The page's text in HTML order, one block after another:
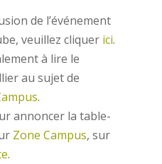
de l’événement
veuillez cliquer ici.
à lire le
au sujet de
.
annoncer la table-
Zone Campus, sur
.